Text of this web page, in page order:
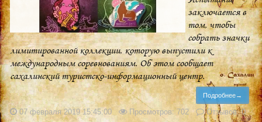
заключается в
том, чтобы
собрать значки
лимитированной коллекции, которую выпустили к
международным соревнованиям. Об этом сообщает
сахалинский туристско-информационный центр.
Подробнее→
07 февраля 2019 15:45:00 Просмотров: 702 Отзывов: 0